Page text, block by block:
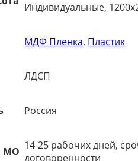
Индивидуальные,
МДФ Пленка, Пластик
ЛДСП
Россия
МО 14-25 рабочих дней,
договоренности